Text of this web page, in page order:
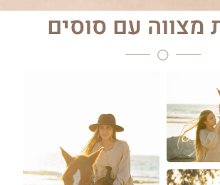
מצווה עם סוסים